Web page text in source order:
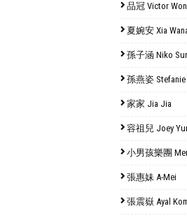
品冠 Victor
夏婉安 Xia
孫子涵 Niko
孫燕姿 Stefanie
家家 Jia Jia
容祖兒 Joey
小男孩樂團
張惠妹 A-Mei
張震嶽 Ayal